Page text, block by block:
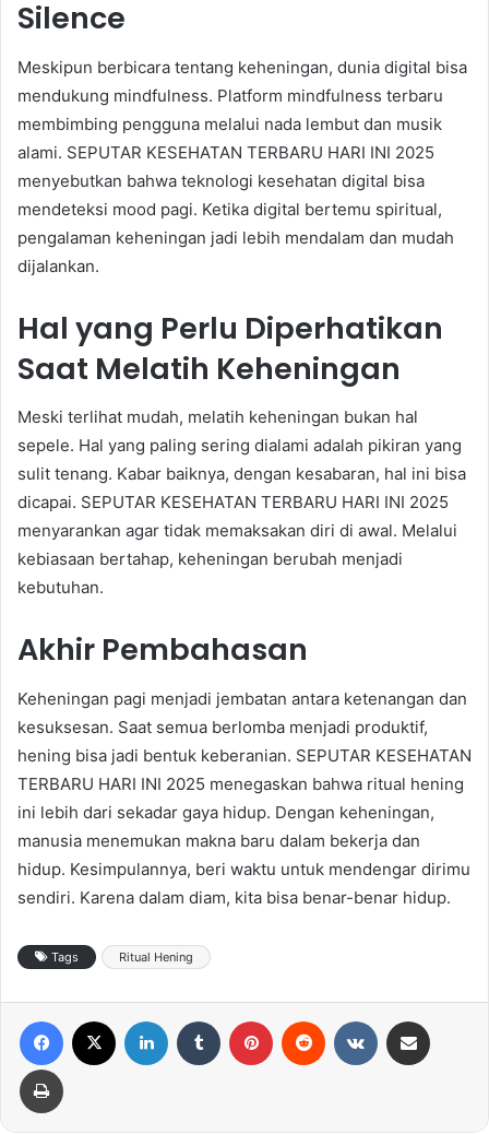
Silence
Meskipun berbicara tentang keheningan, dunia digital bisa
mendukung mindfulness. Platform mindfulness terbaru
membimbing pengguna melalui nada lembut dan musik
alami. SEPUTAR KESEHATAN TERBARU HARI INI 2025
menyebutkan bahwa teknologi kesehatan digital bisa
mendeteksi mood pagi. Ketika digital bertemu spiritual,
pengalaman keheningan jadi lebih mendalam dan mudah
dijalankan.
Hal yang Perlu Diperhatikan
Saat Melatih Keheningan
Meski terlihat mudah, melatih keheningan bukan hal
sepele. Hal yang paling sering dialami adalah pikiran yang
sulit tenang. Kabar baiknya, dengan kesabaran, hal ini bisa
dicapai. SEPUTAR KESEHATAN TERBARU HARI INI 2025
menyarankan agar tidak memaksakan diri di awal. Melalui
kebiasaan bertahap, keheningan berubah menjadi
kebutuhan.
Akhir Pembahasan
Keheningan pagi menjadi jembatan antara ketenangan dan
kesuksesan. Saat semua berlomba menjadi produktif,
hening bisa jadi bentuk keberanian. SEPUTAR KESEHATAN
TERBARU HARI INI 2025 menegaskan bahwa ritual hening
ini lebih dari sekadar gaya hidup. Dengan keheningan,
manusia menemukan makna baru dalam bekerja dan
hidup. Kesimpulannya, beri waktu untuk mendengar dirimu
sendiri. Karena dalam diam, kita bisa benar-benar hidup.
Tags Ritual Hening